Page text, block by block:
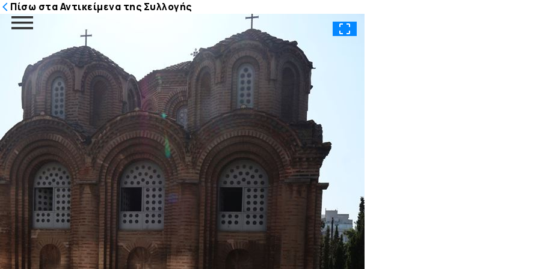
Μετάβαση
στο
περιεχόμενο
Πίσω στα Αντικείμενα της Συλλογής